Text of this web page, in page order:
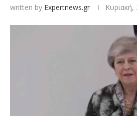
written by Expertnews.gr